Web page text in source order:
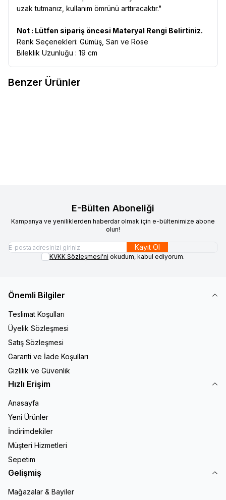
uzak tutmanız, kullanım ömrünü arttıracaktır."
Not : Lütfen sipariş öncesi Materyal Rengi Belirtiniz.
Renk Seçenekleri: Gümüş, Sarı ve Rose
Bileklik Uzunluğu : 19 cm
Benzer Ürünler
E-Bülten Aboneliği
Kampanya ve yeniliklerden haberdar olmak için e-bültenimize abone
olun!
Kayıt Ol
KVKK Sözleşmesi'ni okudum, kabul ediyorum.
Önemli Bilgiler
Teslimat Koşulları
Üyelik Sözleşmesi
Satış Sözleşmesi
Garanti ve İade Koşulları
Gizlilik ve Güvenlik
Hızlı Erişim
Anasayfa
Yeni Ürünler
İndirimdekiler
Müşteri Hizmetleri
Sepetim
Gelişmiş
Mağazalar & Bayiler